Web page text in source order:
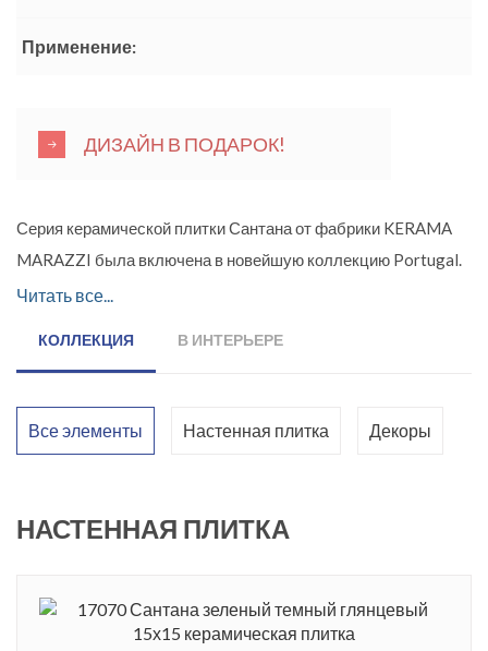
Применение:
ДИЗАЙН В ПОДАРОК!
Серия керамической плитки Сантана от фабрики KERAMA
MARAZZI была включена в новейшую коллекцию Portugal.
Это прекрасный выбор для оформления кухни или ванной
интерьер сочными красками тропического леса. Базовая
панно. Оно может выступить акцентом в интерьере,
На севере Мадейры есть небольшой поселок Сантана,
Читать все...
КОЛЛЕКЦИЯ В ИНТЕРЬЕРЕ
Все элементы Настенная плитка Декоры
НАСТЕННАЯ ПЛИТКА